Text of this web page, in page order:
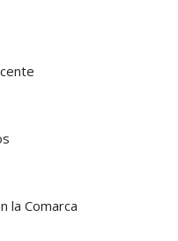
la Comarca